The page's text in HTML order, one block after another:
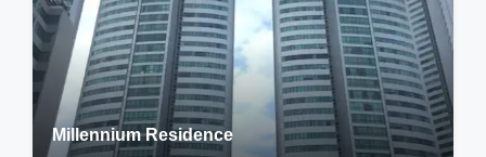
Millennium Residence